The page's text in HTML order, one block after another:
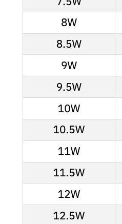
KICKSBAZAR